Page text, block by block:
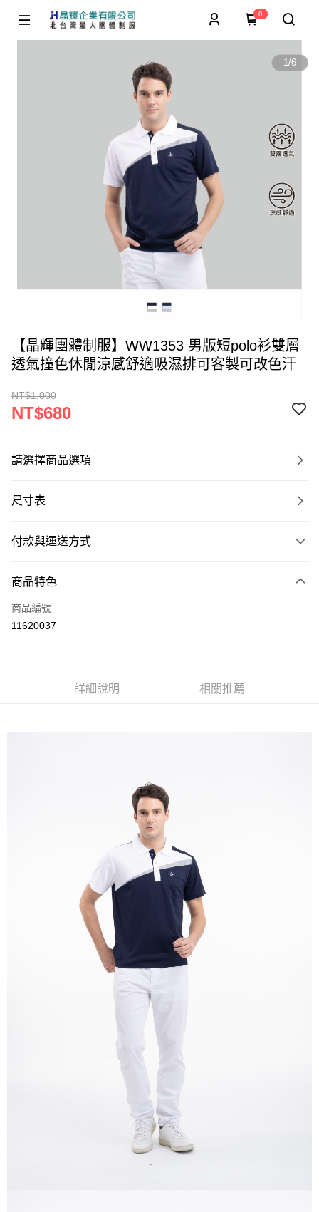
0
1/6
【晶輝團體制服】WW1353 男版短polo衫雙層
透氣撞色休閒涼感舒適吸濕排可客製可改色汗
NT$1,000
NT$680
請選擇商品選項
尺寸表
付款與運送方式
信用卡一次付款
運送方式
商品特色
商品編號
11620037
詳細說明 相關推薦